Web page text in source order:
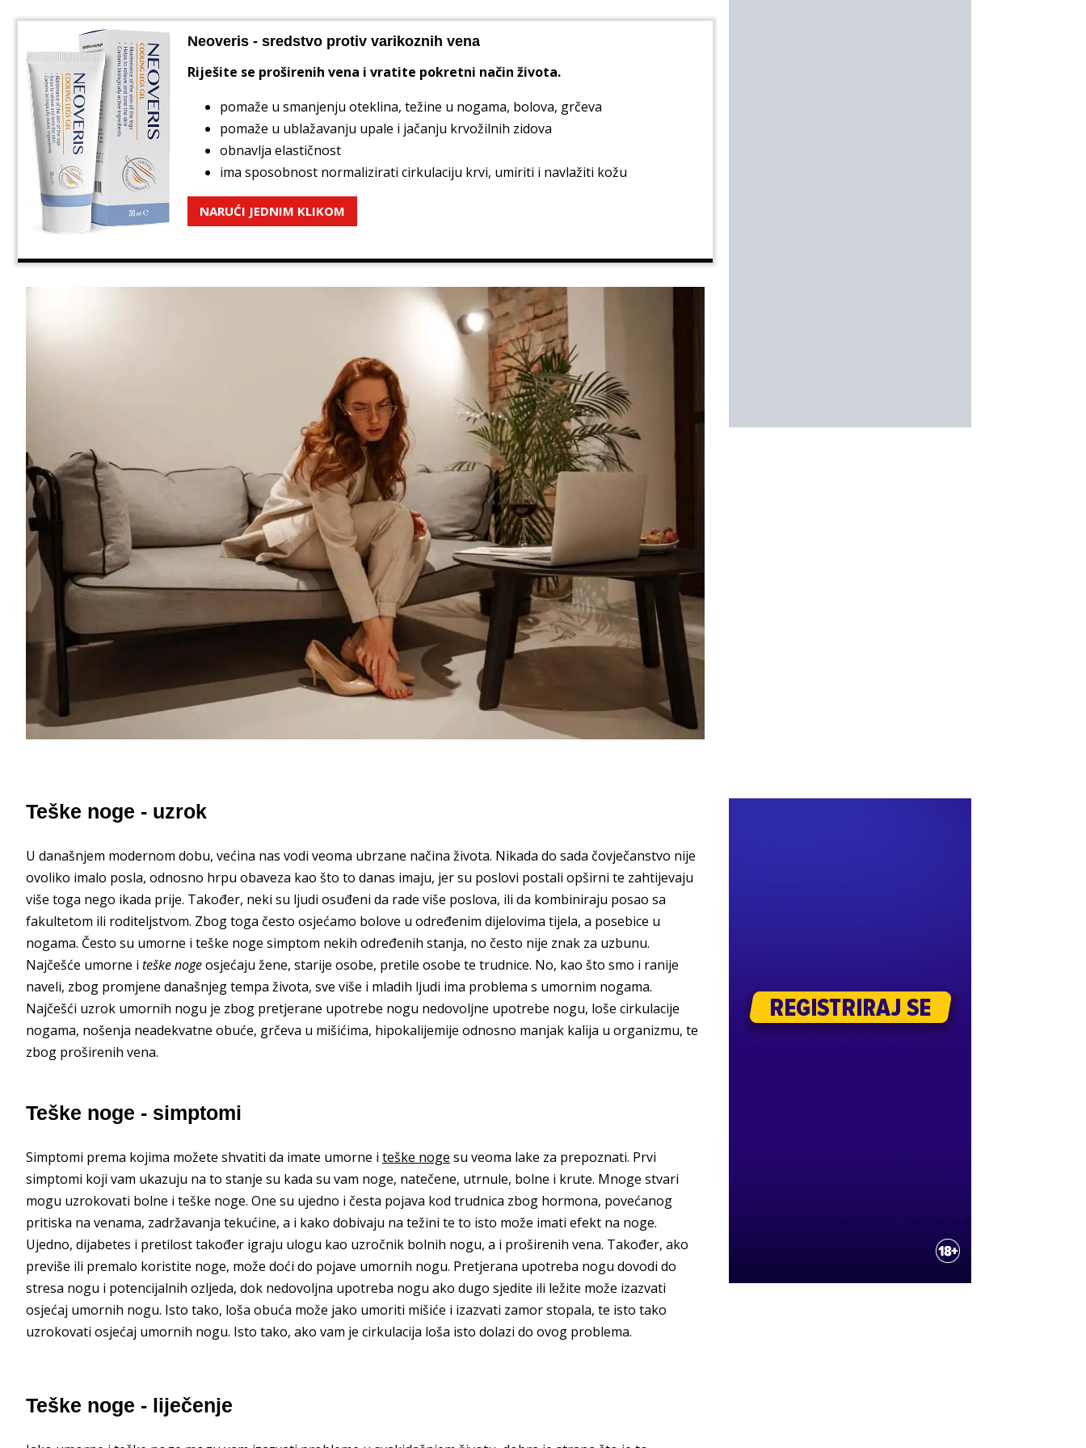
Neoveris - sredstvo protiv varikoznih vena
Riješite se proširenih vena i vratite pokretni način života.
pomaže u smanjenju oteklina, težine u nogama, bolova, grčeva
pomaže u ublažavanju upale i jačanju krvožilnih zidova
obnavlja elastičnost
ima sposobnost normalizirati cirkulaciju krvi, umiriti i navlažiti kožu
NARUĆI JEDNIM KLIKOM
Teške noge - uzrok
U današnjem modernom dobu, većina nas vodi veoma ubrzane načina života. Nikada do sada čovječanstvo nije
ovoliko imalo posla, odnosno hrpu obaveza kao što to danas imaju, jer su poslovi postali opširni te zahtijevaju
više toga nego ikada prije. Također, neki su ljudi osuđeni da rade više poslova, ili da kombiniraju posao sa
fakultetom ili roditeljstvom. Zbog toga često osjećamo bolove u određenim dijelovima tijela, a posebice u
nogama. Često su umorne i teške noge simptom nekih određenih stanja, no često nije znak za uzbunu.
Najčešće umorne i teške nogeosjećaju žene, starije osobe, pretile osobe te trudnice. No, kao što smo i ranije
naveli, zbog promjene današnjeg tempa života, sve više i mladih ljudi ima problema s umornim nogama.
Najčešći uzrok umornih nogu je zbog pretjerane upotrebe nogu nedovoljne upotrebe nogu, loše cirkulacije
nogama, nošenja neadekvatne obuće, grčeva u mišićima, hipokalijemije odnosno manjak kalija u organizmu, te
zbog proširenih vena.
Teške noge - simptomi
Simptomi prema kojima možete shvatiti da imate umorne i teške noge su veoma lake za prepoznati. Prvi
simptomi koji vam ukazuju na to stanje su kada su vam noge, natečene, utrnule, bolne i krute. Mnoge stvari
mogu uzrokovati bolne i teške noge. One su ujedno i česta pojava kod trudnica zbog hormona, povećanog
pritiska na venama, zadržavanja tekućine, a i kako dobivaju na težini te to isto može imati efekt na noge.
Ujedno, dijabetes i pretilost također igraju ulogu kao uzročnik bolnih nogu, a i proširenih vena. Također, ako
previše ili premalo koristite noge, može doći do pojave umornih nogu. Pretjerana upotreba nogu dovodi do
stresa nogu i potencijalnih ozljeda, dok nedovoljna upotreba nogu ako dugo sjedite ili ležite može izazvati
osjećaj umornih nogu. Isto tako, loša obuća može jako umoriti mišiće i izazvati zamor stopala, te isto tako
uzrokovati osjećaj umornih nogu. Isto tako, ako vam je cirkulacija loša isto dolazi do ovog problema.
Teške noge - liječenje